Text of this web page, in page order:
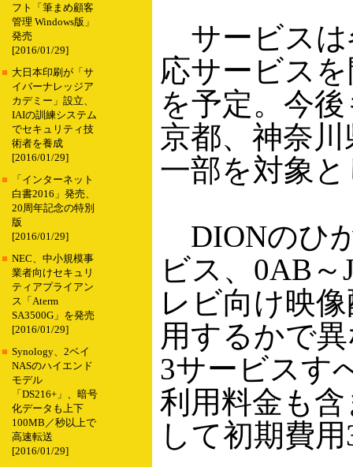
フト「筆まめ顧客
管理 Windows版」
発売
[2016/01/29]
■ 大日本印刷が「サ
イバーナレッジア
カデミー」設立、
IAIの訓練システム
でセキュリティ技
術者を養成
[2016/01/29]
■
「インターネット
白書2016」発売、
20周年記念の特別
版
[2016/01/29]
■ NEC、中小規模事
業者向けセキュリ
ティアプライアン
ス「Aterm
SA3500G」を発売
[2016/01/29]
■ Synology、2ベイ
NASのハイエンド
モデル
「DS216+」、暗号
化データも上下
100MB／秒以上で
高速転送
[2016/01/29]
サービスは
応サービス
を予定。今
京都、神奈
一部を対象
DIONのひ
ビス、0AB
レビ向け映
用するかで
3サービスす
利用料金も
して初期費